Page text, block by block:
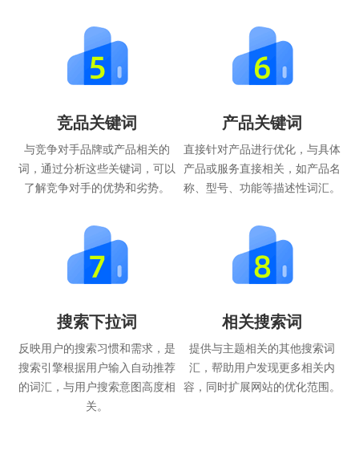
竞品关键词
与竞争对手品牌或产品相关的
词，通过分析这些关键词，可以
了解竞争对手的优势和劣势。
产品关键词
直接针对产品进行优化，与具体
产品或服务直接相关，如产品名
称、型号、功能等描述性词汇。
搜索下拉词
反映用户的搜索习惯和需求，是
搜索引擎根据用户输入自动推荐
的词汇，与用户搜索意图高度相
关。
相关搜索词
提供与主题相关的其他搜索词
汇，帮助用户发现更多相关内
容，同时扩展网站的优化范围。